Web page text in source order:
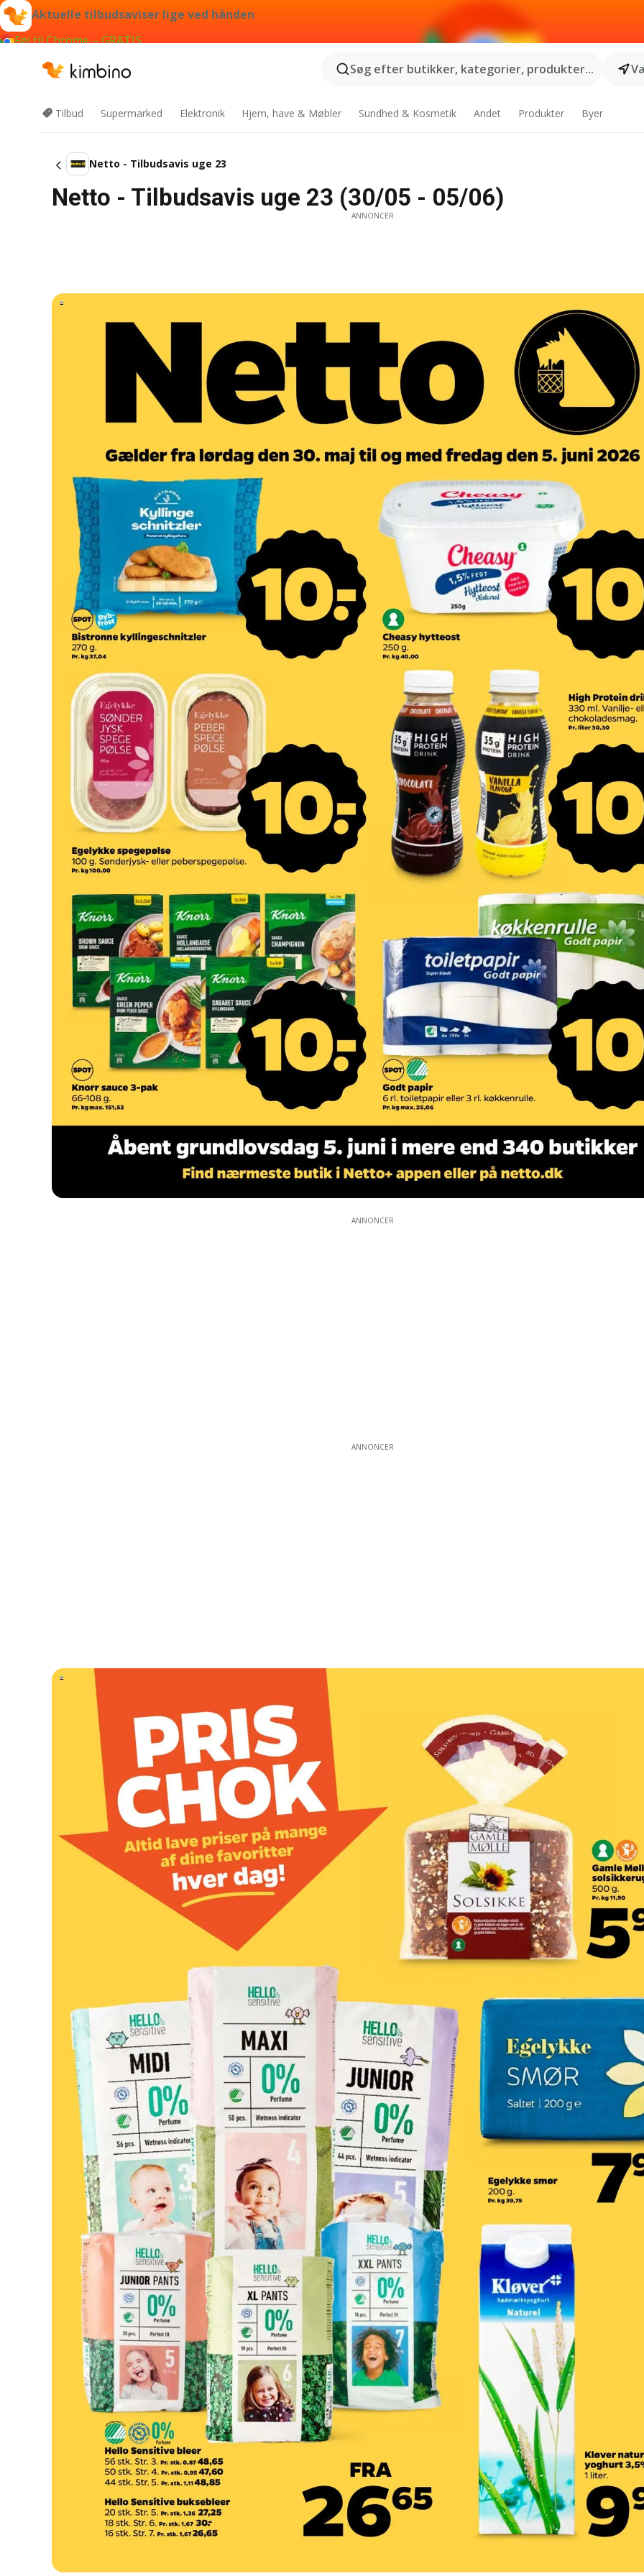
Aktuelle tilbudsaviser lige ved hånden
Føj til Chrome – GRATIS
Søg efter butikker, kategorier, produkter...
Tilbud Supermarked Elektronik Hjem, have & Møbler Sundhed & Kosmetik Andet Produkter Byer
Netto - Tilbudsavis uge 23
Netto - Tilbudsavis uge 23 (30/05 - 05/06)
ANNONCER
ANNONCER
ANNONCER